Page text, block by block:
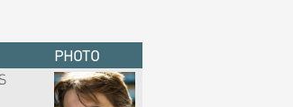
PHOTO